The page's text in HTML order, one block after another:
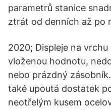
parametrů stanice
ztrát od denních až po
2020; Displeje na
vloženou hodnotu,
nebo prázdný
také upoutá dostatek
neotřelým kusem